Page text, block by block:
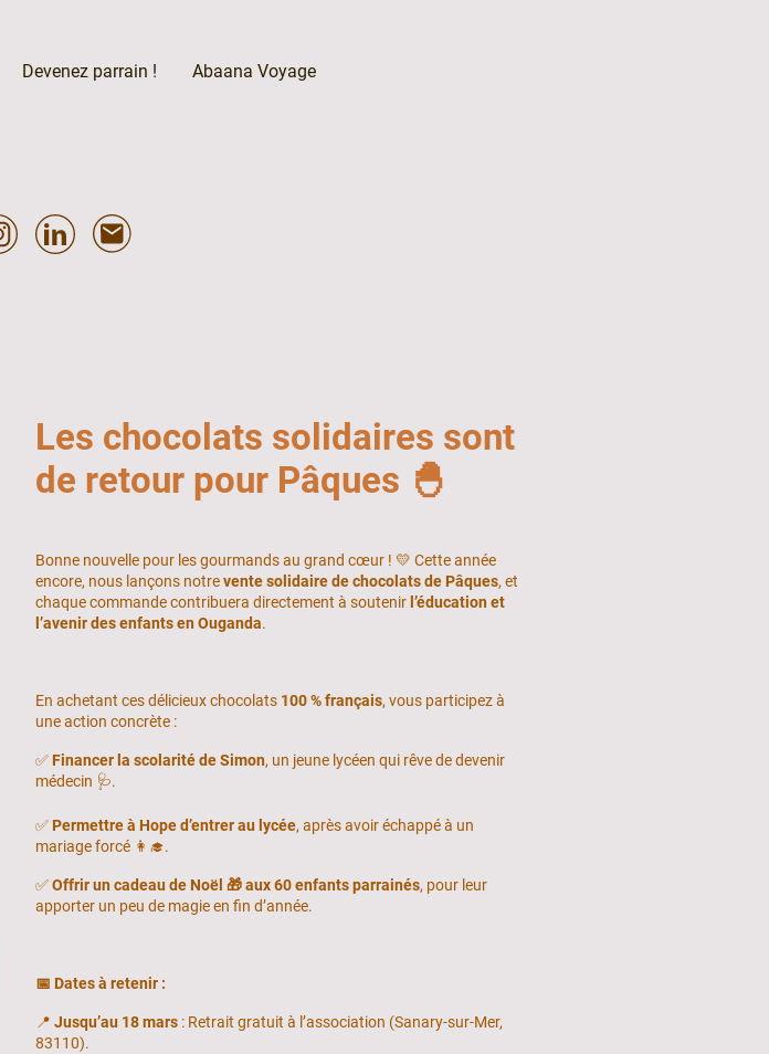
Devenez parrain ! Abaana Voyage
Les chocolats solidaires sont
de retour pour Pâques 🐣
Bonne nouvelle pour les gourmands au grand cœur ! 💛 Cette année
encore, nous lançons notrevente solidaire de chocolats de Pâques, et
chaque commande contribuera directement à soutenir l’éducation et
l’avenir des enfants en Ouganda.
En achetant ces délicieux chocolats 100 % français, vous participez à
une action concrète :
✅Financer la scolarité de Simon, un jeune lycéen qui rêve de devenir
médecin 🩺.
✅Permettre à Hope d’entrer au lycée, après avoir échappé à un
mariage forcé 👩‍🎓.
✅Offrir un cadeau de Noël 🎁 aux 60 enfants parrainés, pour leur
apporter un peu de magie en fin d’année.
📅 Dates à retenir :
📍 Jusqu’au 18 mars: Retrait gratuit à l’association (Sanary-sur-Mer,
83110).